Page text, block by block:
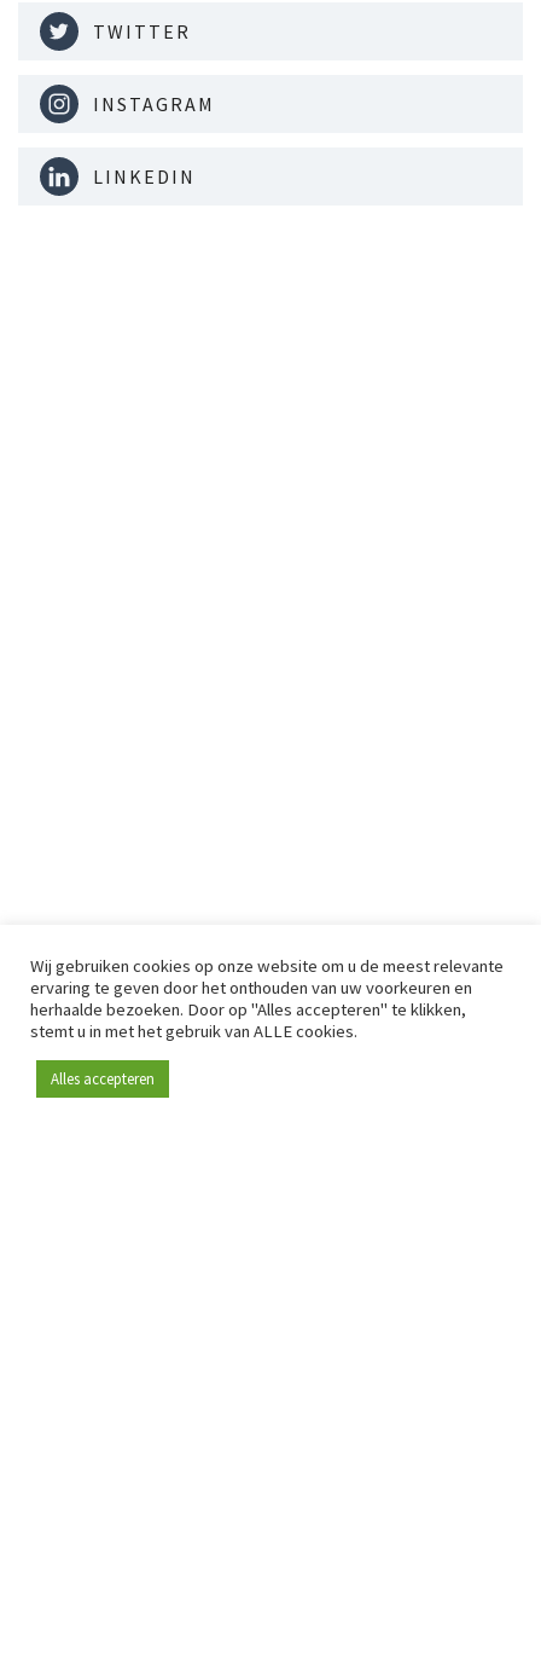
TWITTER
INSTAGRAM
LINKEDIN
Wij gebruiken cookies op onze website om u de meest relevante
ervaring te geven door het onthouden van uw voorkeuren en
herhaalde bezoeken. Door op "Alles accepteren" te klikken,
stemt u in met het gebruik van ALLE cookies.
Alles accepteren